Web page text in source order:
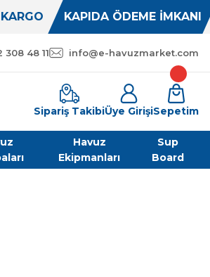
KAPIDA ÖDEME İMKANI
308 48 11 info@e-havuzmarket.com
Sipariş TakibiÜye GirişiSepetim
Havuz
Ekipmanları
Sup
Board